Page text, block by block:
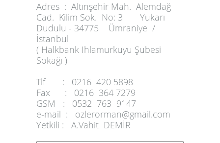
Adres : Altınşehir Mah. Alemdağ
Cad. Kilim Sok. No: 3 Yukarı
Dudulu - 34775 Ümraniye /
İstanbul
( Halkbank Ihlamurkuyu Şubesi
Sokağı )
Tlf :
0216 420 5898
Fax :
0216 364 7279
GSM :
0532 763 9147
e-mail :
ozlerorman@gmail.com
Yetkili :
A.Vahit DEMİR